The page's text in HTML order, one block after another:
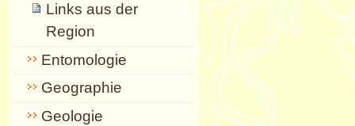
Links aus der
Region
Entomologie
Geographie
Geologie